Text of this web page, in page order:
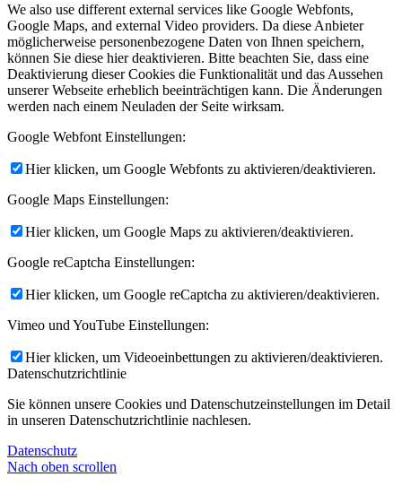
We also use different external services like Google Webfonts,
Google Maps, and external Video providers. Da diese Anbieter
möglicherweise personenbezogene Daten von Ihnen speichern,
können Sie diese hier deaktivieren. Bitte beachten Sie, dass eine
Deaktivierung dieser Cookies die Funktionalität und das Aussehen
unserer Webseite erheblich beeinträchtigen kann. Die Änderungen
werden nach einem Neuladen der Seite wirksam.
Google Webfont Einstellungen:
Hier klicken, um Google Webfonts zu aktivieren/deaktivieren.
Google Maps Einstellungen:
Hier klicken, um Google Maps zu aktivieren/deaktivieren.
Google reCaptcha Einstellungen:
Hier klicken, um Google reCaptcha zu aktivieren/deaktivieren.
Vimeo und YouTube Einstellungen:
Hier klicken, um Videoeinbettungen zu aktivieren/deaktivieren.
Datenschutzrichtlinie
Sie können unsere Cookies und Datenschutzeinstellungen im Detail
in unseren Datenschutzrichtlinie nachlesen.
Datenschutz
Nach oben scrollen